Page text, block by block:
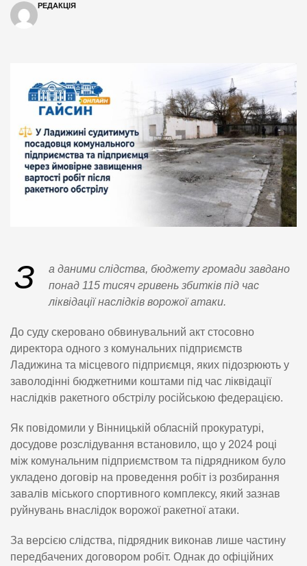
РЕДАКЦІЯ
З
а даними слідства, бюджету громади завдано
понад 115 тисяч гривень збитків під час
ліквідації наслідків ворожої атаки.
До суду скеровано обвинувальний акт стосовно
директора одного з комунальних підприємств
Ладижина та місцевого підприємця, яких підозрюють у
заволодінні бюджетними коштами під час ліквідації
наслідків ракетного обстрілу російською федерацією.
Як повідомили у Вінницькій обласній прокуратурі,
досудове розслідування встановило, що у 2024 році
між комунальним підприємством та підрядником було
укладено договір на проведення робіт із розбирання
завалів міського спортивного комплексу, який зазнав
руйнувань внаслідок ворожої ракетної атаки.
За версією слідства, підрядник виконав лише частину
передбачених договором робіт. Однак до офіційних